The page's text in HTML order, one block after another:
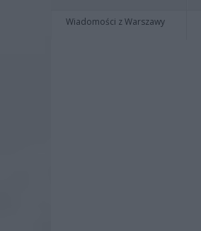
Wiadomości z Warszawy